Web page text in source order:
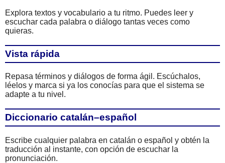
Explora textos y vocabulario a tu ritmo. Puedes leer y
escuchar cada palabra o diálogo tantas veces como
quieras.
Vista rápida
Repasa términos y diálogos de forma ágil. Escúchalos,
léelos y marca si ya los conocías para que el sistema se
adapte a tu nivel.
Diccionario catalán–español
Escribe cualquier palabra en catalán o español y obtén la
traducción al instante, con opción de escuchar la
pronunciación.